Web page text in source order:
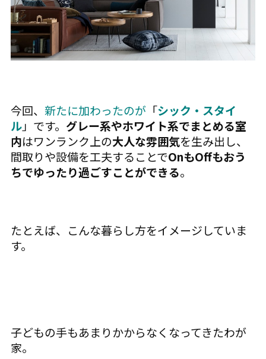
今回、 新たに加わったのが「シック・スタイ
ル」です。 グレー系やホワイト系でまとめる室
内はワンランク上の大人な雰囲気を生み出し、
間取りや設備を工夫することでOnもOffもおう
ちでゆったり過ごすことができる。
たとえば、こんな暮らし方をイメージしていま
す。
子どもの手もあまりかからなくなってきたわが
家。